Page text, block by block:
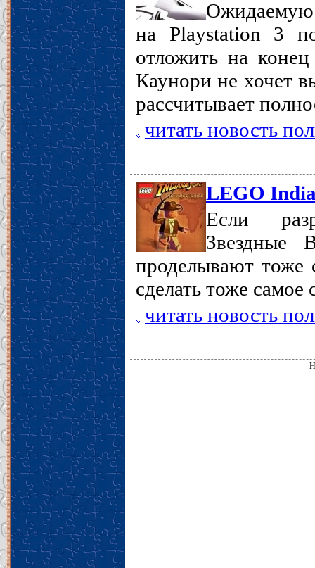
Ожидаемую
на Playstation 3
отложить на
Каунори не хочет
рассчитывает
читать новость
LEGO
Если
Звездные
проделывают тоже
сделать тоже
читать новость